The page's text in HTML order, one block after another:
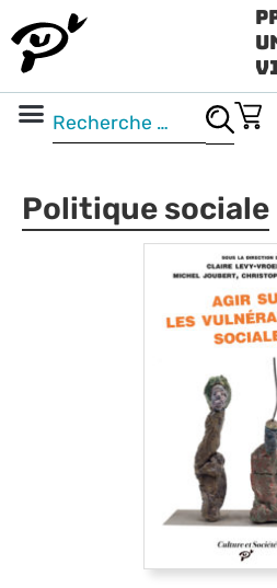
Politique sociale